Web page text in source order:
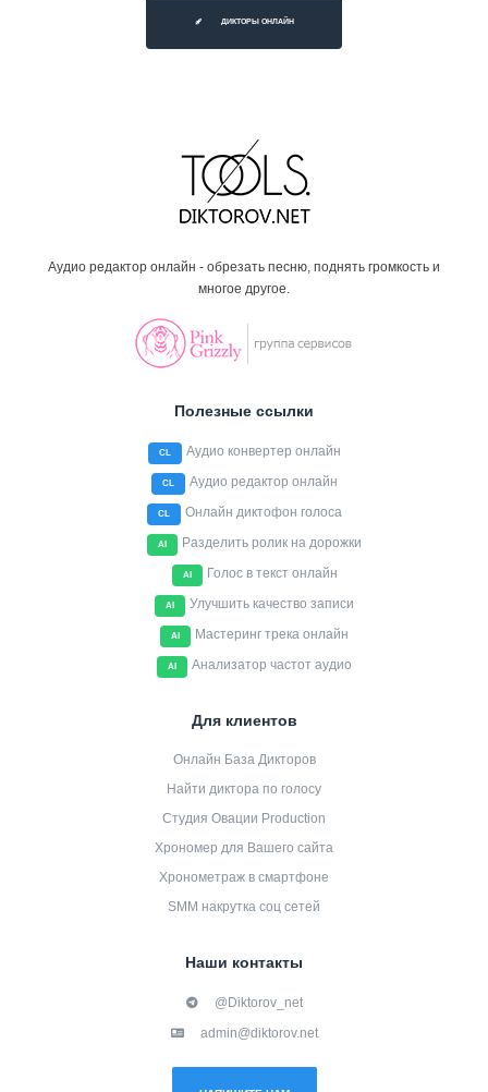
ДИКТОРЫ ОНЛАЙН
Аудио редактор онлайн - обрезать песню, поднять громкость и
многое другое.
Полезные ссылки
CL Аудио конвертер онлайн
CL Аудио редактор онлайн
CL Онлайн диктофон голоса
AI Разделить ролик на дорожки
AI Голос в текст онлайн
AI Улучшить качество записи
AI Мастеринг трека онлайн
AI Анализатор частот аудио
Для клиентов
Онлайн База Дикторов
Найти диктора по голосу
Студия Овации Production
Хрономер для Вашего сайта
Хронометраж в смартфоне
SMM накрутка соц сетей
Наши контакты
@Diktorov_net
admin@diktorov.net